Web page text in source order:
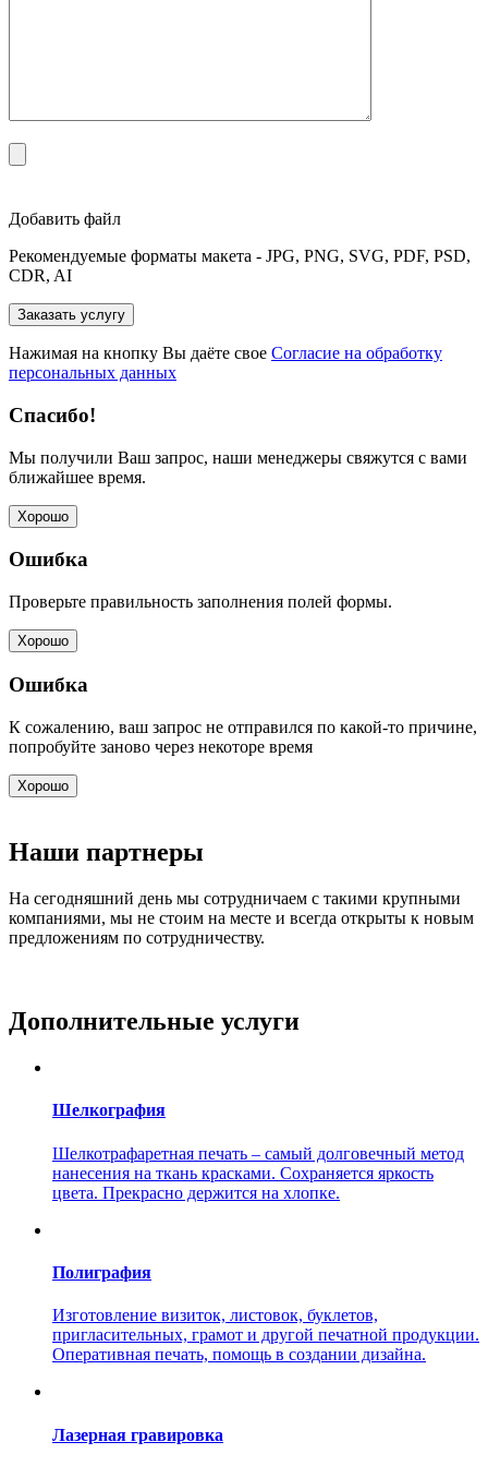
Добавить файл
Рекомендуемые форматы макета - JPG, PNG, SVG, PDF, PSD,
CDR, AI
Нажимая на кнопку Вы даёте свое Согласие на обработку
персональных данных
Спасибо!
Мы получили Ваш запрос, наши менеджеры свяжутся с вами
ближайшее время.
Хорошо
Ошибка
Проверьте правильность заполнения полей формы.
Хорошо
Ошибка
К сожалению, ваш запрос не отправился по какой-то причине,
попробуйте заново через некоторе время
Хорошо
Наши партнеры
На сегодняшний день мы сотрудничаем с такими крупными
компаниями, мы не стоим на месте и всегда открыты к новым
предложениям по сотрудничеству.
Дополнительные услуги
Шелкография
Шелкотрафаретная печать – самый долговечный метод
нанесения на ткань красками. Сохраняется яркость
цвета. Прекрасно держится на хлопке.
Полиграфия
Изготовление визиток, листовок, буклетов,
пригласительных, грамот и другой печатной продукции.
Оперативная печать, помощь в создании дизайна.
Лазерная гравировка